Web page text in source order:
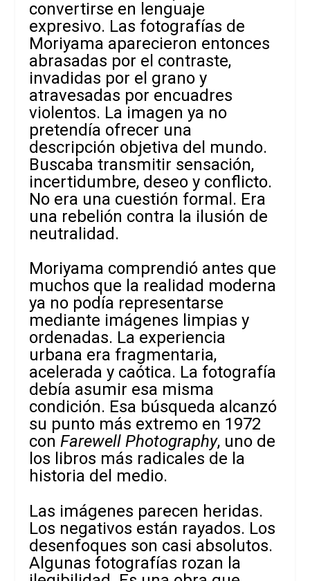
convertirse en lenguaje
expresivo. Las fotografías de
Moriyama aparecieron entonces
abrasadas por el contraste,
invadidas por el grano y
atravesadas por encuadres
violentos. La imagen ya no
pretendía ofrecer una
descripción objetiva del mundo.
Buscaba transmitir sensación,
incertidumbre, deseo y conflicto.
No era una cuestión formal. Era
una rebelión contra la ilusión de
neutralidad.
Moriyama comprendió antes que
muchos que la realidad moderna
ya no podía representarse
mediante imágenes limpias y
ordenadas. La experiencia
urbana era fragmentaria,
acelerada y caótica. La fotografía
debía asumir esa misma
condición. Esa búsqueda alcanzó
su punto más extremo en 1972
conFarewell Photography, uno de
los libros más radicales de la
historia del medio.
Las imágenes parecen heridas.
Los negativos están rayados. Los
desenfoques son casi absolutos.
Algunas fotografías rozan la